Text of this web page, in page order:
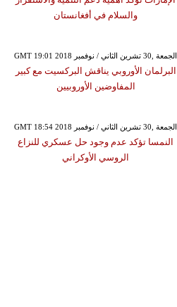
والسلام في أفغانستان
GMT 19:01 2018 الجمعة ,30 تشرين الثاني / نوفمبر
البرلمان الأوروبي يناقش البركسيت مع كبير
المفاوضين الأوروبيين
GMT 18:54 2018 الجمعة ,30 تشرين الثاني / نوفمبر
النمسا تؤكد عدم وجود حل عسكري للنزاع
الروسي الأوكراني